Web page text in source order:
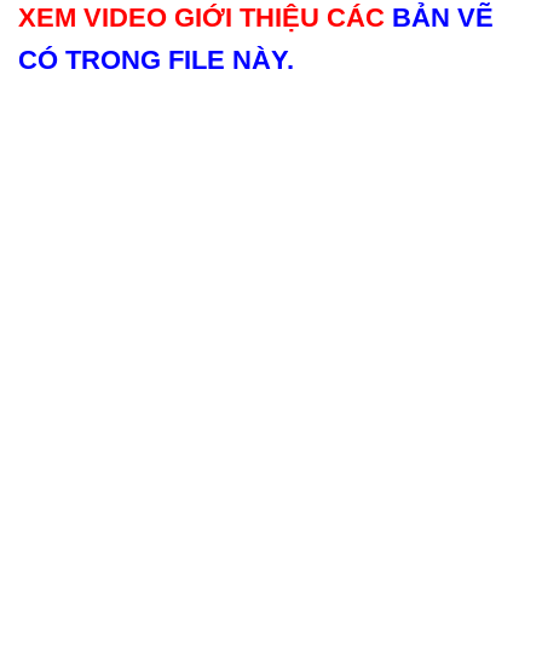
XEM VIDEO GIỚI THIỆU CÁC BẢN VẼ
CÓ TRONG FILE NÀY.